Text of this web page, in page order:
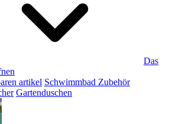
Das
artikel Schwimmbad Zubehör
Gartenduschen